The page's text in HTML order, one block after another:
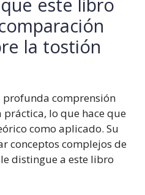
la tostión
profunda comprensión
práctica, lo que hace que
como aplicado. Su
conceptos complejos de
distingue a este libro